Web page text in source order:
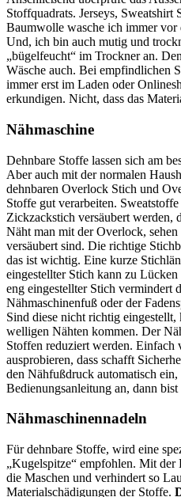
Stoffquadrats. Jerseys, Sweatshirt
Baumwolle wasche ich immer vor
Und, ich bin auch mutig und
„bügelfeucht“ im Trockner an.
Wäsche auch. Bei empfindlichen
immer erst im Laden oder
erkundigen. Nicht, dass das
Nähmaschine
Dehnbare Stoffe lassen sich am
Aber auch mit der normalen
dehnbaren Overlock Stich und
Stoffe gut verarbeiten.
Zickzackstich versäubert werden,
Näht man mit der Overlock,
versäubert sind. Die richtige
das ist wichtig. Eine kurze
eingestellter Stich kann zu
eng eingestellter Stich vermindert
Nähmaschinenfuß oder der
Sind diese nicht richtig
welligen Nähten kommen. Der
Stoffen reduziert werden. Einfach
ausprobieren, dass schafft
den Nähfußdruck automatisch
Bedienungsanleitung an, dann
Nähmaschinennadeln
Für dehnbare Stoffe, wird eine
„Kugelspitze“ empfohlen. Mit der
die Maschen und verhindert so
Materialschädigungen der Stoffe.